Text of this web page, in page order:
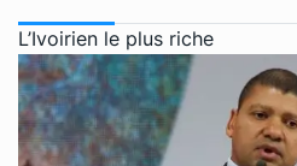
L’Ivoirien le plus riche